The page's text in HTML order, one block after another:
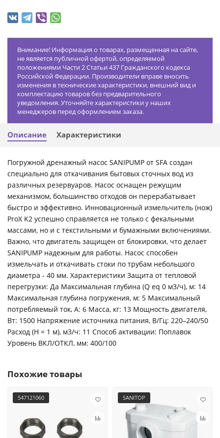
Внимание! Информация о товарах, размещенная на сайте,
не является публичной офертой, определяемой
положениями Части 2 Статьи 437 Гражданского кодекса
Российской Федерации. Производители вправе вносить
изменения в технические характеристики, внешний вид и
комплектацию товаров без предварительного
уведомления. Уточняйте характеристики у наших
менеджеров перед оформлением заказа.
Описание Характеристики
Погружной дренажный насос SANIPUMP от SFA создан
специально для откачивания бытовых сточных вод из
различных резервуаров. Насос оснащен режущим
механизмом, большинство отходов он перерабатывает
быстро и эффективно. Инновационный измельчитель (нож)
ProX K2 успешно справляется не только с фекальными
массами, но и с текстильными и бумажными включениями.
Важно, что двигатель защищен от блокировки, что делает
SANIPUMP надежным для работы. Насос способен
измельчать и откачивать стоки по трубам небольшого
диаметра - 40 мм. Характеристики Защита от тепловой
перегрузки: Да Максимальная глубина (Q eq 0 м3/ч), м: 14
Максимальная глубина погружения, м: 5 Максимальный
потребляемый ток, А: 6 Масса, кг: 13 Мощность двигателя,
Вт: 1500 Напряжение источника питания, В/Гц: 220–240/50
Расход (H = 1 м), м3/ч: 11 Способ активации: Поплавок
Уровень ВКЛ/ОТКЛ, мм: 400/100
Похожие товары
547121060 SANITOP